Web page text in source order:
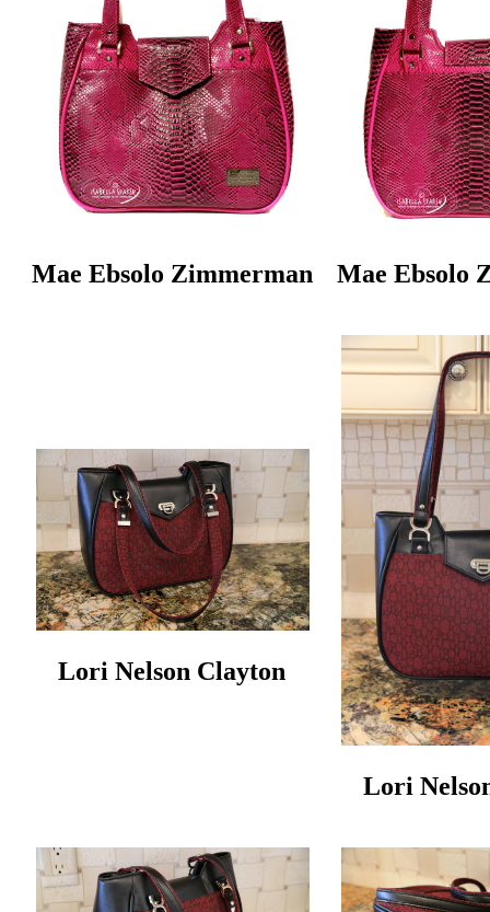
Mae Ebsolo Zimmerman Mae Ebsolo
Lori Nelson Clayton
Lori